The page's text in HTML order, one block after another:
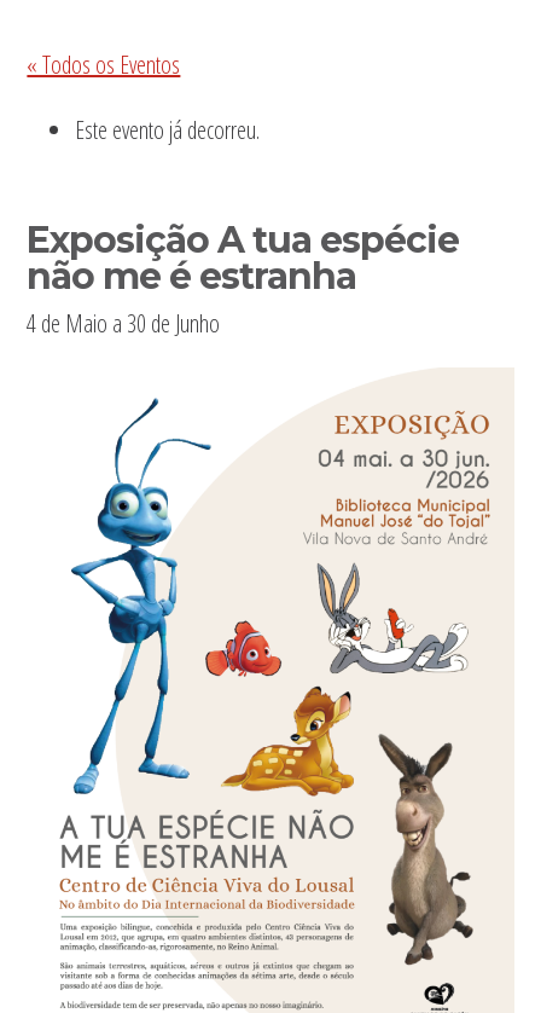
« Todos os Eventos
Este evento já decorreu.
Exposição A tua espécie
não me é estranha
4 de Maio a 30 de Junho
Sidebar